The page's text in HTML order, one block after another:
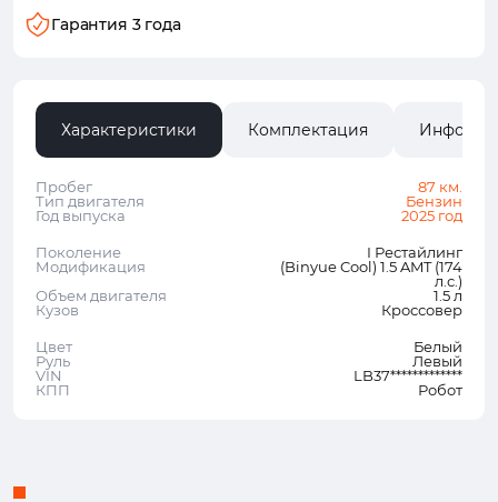
Гарантия 3 года
Характеристики Комплектация
Пробег
87 км.
Тип двигателя
Бензин
Год выпуска
2025 год
Поколение
I Рестайлинг
Модификация
(Binyue Cool) 1.5 AMT (174
л.с.)
Объем двигателя
1.5 л
Кузов
Кроссовер
Цвет
Белый
Руль
Левый
VIN
LB37*************
КПП
Робот